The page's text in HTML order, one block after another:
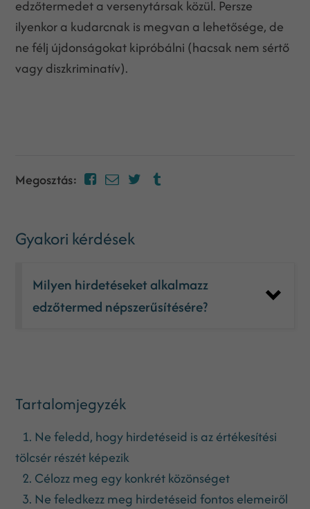
edzőtermedet a versenytársak közül. Persze
ilyenkor a kudarcnak is megvan a lehetősége, de
ne félj újdonságokat kipróbálni (hacsak nem sértő
vagy diszkriminatív).
Megosztás:
Gyakori kérdések
Milyen hirdetéseket alkalmazz
edzőtermed népszerűsítésére?
Tartalomjegyzék
1. Ne feledd, hogy hirdetéseid is az értékesítési
tölcsér részét képezik
2. Célozz meg egy konkrét közönséget
3. Ne feledkezz meg hirdetéseid fontos elemeiről